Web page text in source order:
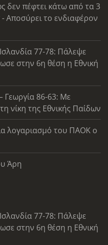
δεν πέφτει κάτω από τα 3
Αποσύρει το ενδιαφέρον
77-78: Πάλεψε
στην 6η θέση η Εθνική
Γεωργία 86-63: Με
νίκη της Εθνικής Παίδων
λογαριασμό του ΠΑΟΚ ο
Άρη
77-78: Πάλεψε
στην 6η θέση η Εθνική